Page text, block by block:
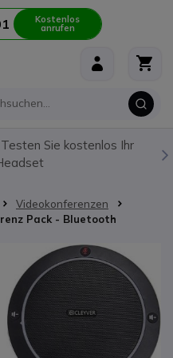
Kostenlos
anrufen
Sie kostenlos Ihr
Videokonferenzen
Pack - Bluetooth